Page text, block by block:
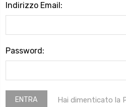
Indirizzo Email:
Password:
Hai dimenticato la